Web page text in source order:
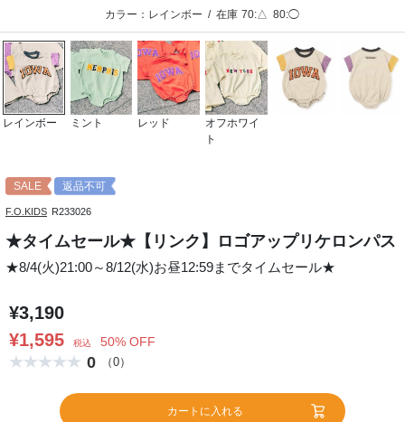
カラー：レインボー / 在庫 70:△ 80:◯
レインボー ミント レッド
オフホワイ
ト
SALE 返品不可
F.O.KIDS R233026
★タイムセール★【リンク】ロゴアップリケロンパス
★8/4(火)21:00～8/12(水)お昼12:59までタイムセール★
¥3,190
¥1,595
税込 50% OFF
0 （0）
カートに入れる